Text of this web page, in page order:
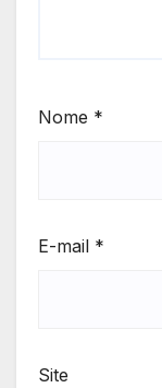
Nome *
E-mail *
Site